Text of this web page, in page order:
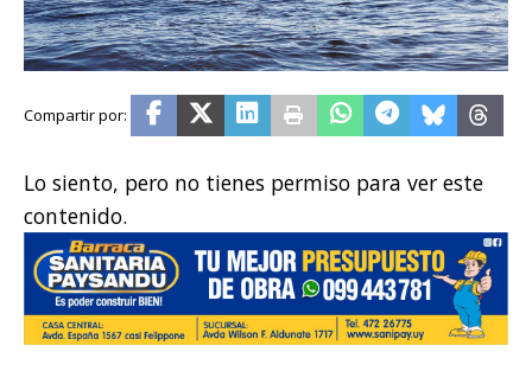
Lo siento, pero no tienes permiso para ver este
contenido.